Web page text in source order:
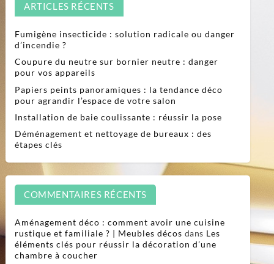
ARTICLES RÉCENTS
Fumigène insecticide : solution radicale ou danger
d’incendie ?
Coupure du neutre sur bornier neutre : danger
pour vos appareils
Papiers peints panoramiques : la tendance déco
pour agrandir l’espace de votre salon
Installation de baie coulissante : réussir la pose
Déménagement et nettoyage de bureaux : des
étapes clés
COMMENTAIRES RÉCENTS
Aménagement déco : comment avoir une cuisine
rustique et familiale ? | Meubles décos dans Les
éléments clés pour réussir la décoration d’une
chambre à coucher